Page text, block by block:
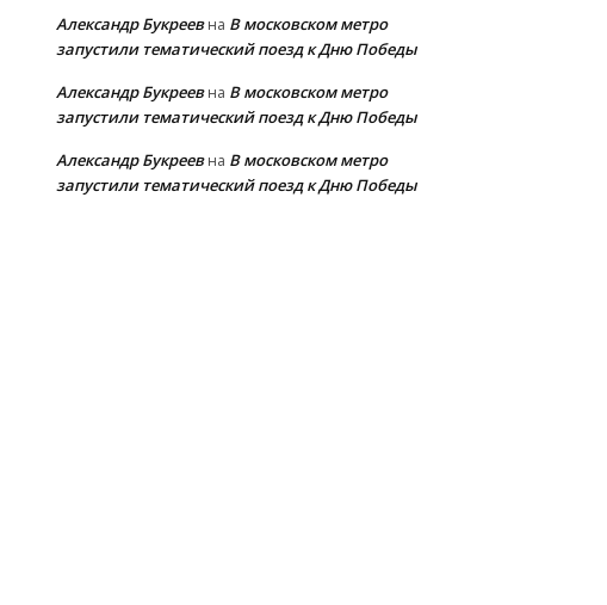
Александр Букреевна В московском метро
запустили тематический поезд к Дню Победы
Александр Букреевна В московском метро
запустили тематический поезд к Дню Победы
Александр Букреевна В московском метро
запустили тематический поезд к Дню Победы